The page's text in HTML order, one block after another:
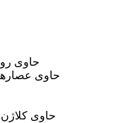
حاوی
حاوی
حاوی